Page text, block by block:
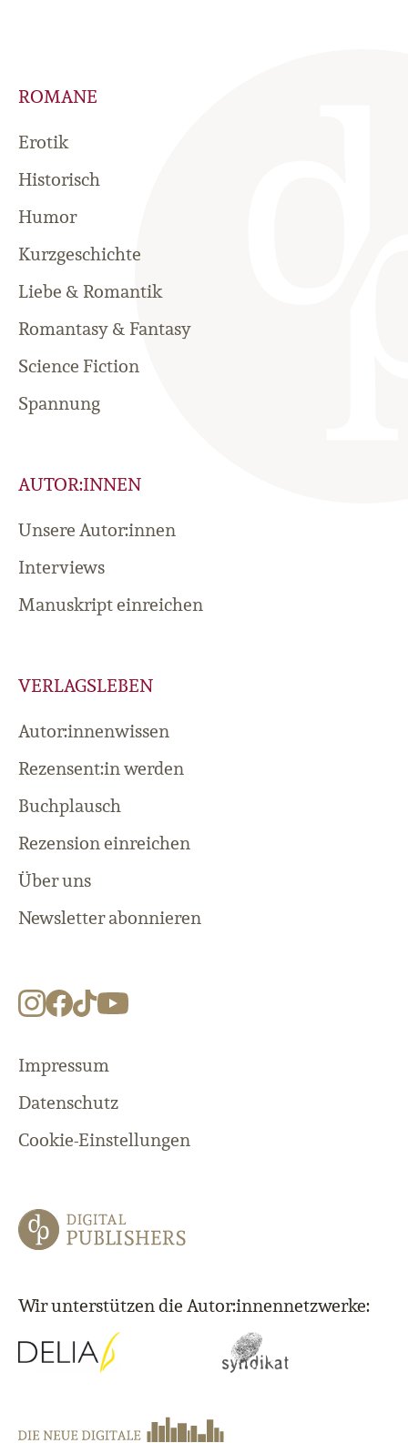
ROMANE
Erotik
Historisch
Humor
Kurzgeschichte
Liebe & Romantik
Romantasy & Fantasy
Science Fiction
Spannung
AUTOR:INNEN
Unsere Autor:innen
Interviews
Manuskript einreichen
VERLAGSLEBEN
Autor:innenwissen
Rezensent:in werden
Buchplausch
Rezension einreichen
Über uns
Newsletter abonnieren
Impressum
Datenschutz
Cookie-Einstellungen
Wir unterstützen die Autor:innennetzwerke: